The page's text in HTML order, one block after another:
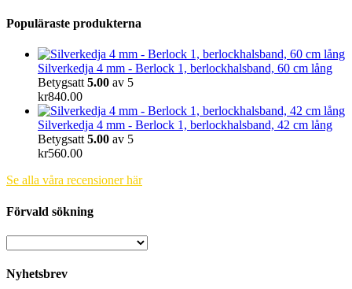
Populäraste produkterna
Silverkedja 4 mm - Berlock 1, berlockhalsband, 60 cm lång
Betygsatt 5.00 av 5
kr840.00
Silverkedja 4 mm - Berlock 1, berlockhalsband, 42 cm lång
Betygsatt 5.00 av 5
kr560.00
Se alla våra recensioner här
Förvald sökning
Nyhetsbrev